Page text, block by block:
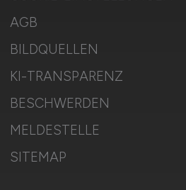
AGB
BILDQUELLEN
KI-TRANSPARENZ
BESCHWERDEN
MELDESTELLE
SITEMAP